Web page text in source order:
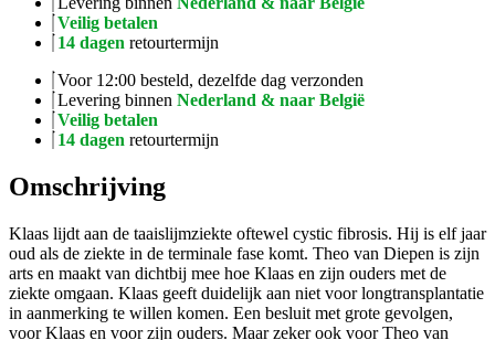
Veilig betalen
14 dagen retourtermijn
Voor 12:00 besteld, dezelfde dag verzonden
Levering binnen Nederland & naar België
Veilig betalen
14 dagen retourtermijn
Omschrijving
Klaas lijdt aan de taaislijmziekte oftewel cystic fibrosis. Hij is elf jaar
oud als de ziekte in de terminale fase komt. Theo van Diepen is zijn
arts en maakt van dichtbij mee hoe Klaas en zijn ouders met de
ziekte omgaan. Klaas geeft duidelijk aan niet voor longtransplantatie
in aanmerking te willen komen. Een besluit met grote gevolgen,
voor Klaas en voor zijn ouders. Maar zeker ook voor Theo van